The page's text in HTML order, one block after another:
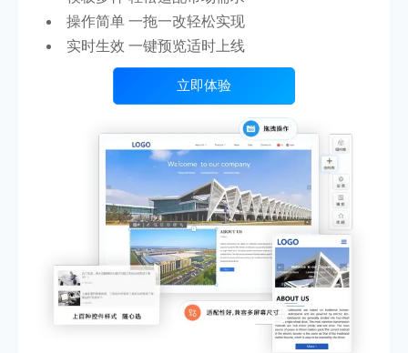
操作简单 一拖一改轻松实现
实时生效 一键预览适时上线
立即体验